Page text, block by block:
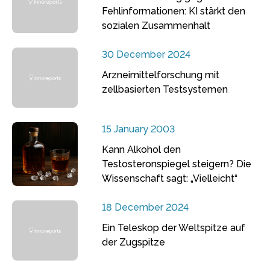
Fehlinformationen: KI stärkt den
sozialen Zusammenhalt
30 December 2024
Arzneimittelforschung mit
zellbasierten Testsystemen
15 January 2003
Kann Alkohol den
Testosteronspiegel steigern? Die
Wissenschaft sagt: „Vielleicht“
18 December 2024
Ein Teleskop der Weltspitze auf
der Zugspitze